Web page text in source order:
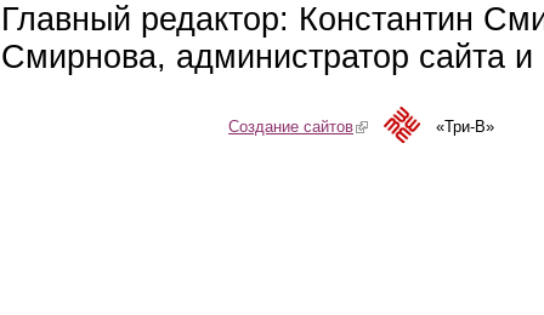
Главный редактор: Константин
Смирнова, администратор сайта
Создание сайтов(link is external)«Три-В»